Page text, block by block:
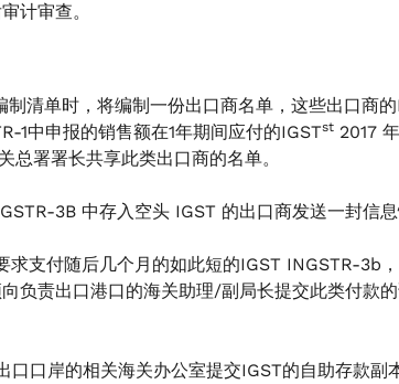
计审查。
制清单时，将编制一份出口商名单，这些出口商的
1中申报的销售额在1年期间应付的IGSTst 2017
总署署长共享此类出口商的名单。
3B 中存入空头 IGST 的出口商发送一封信
求支付随后几个月的如此短的IGST INGSTR-3b
负责出口港口的海关助理/副局长提交此类付款
口口岸的相关海关办公室提交IGST的自助存款副